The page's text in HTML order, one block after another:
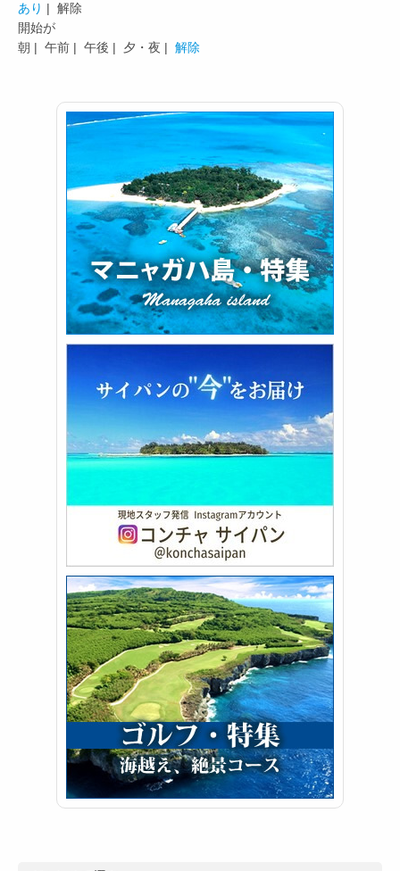
あり | 解除
開始が
朝 | 午前 | 午後 | 夕・夜 | 解除